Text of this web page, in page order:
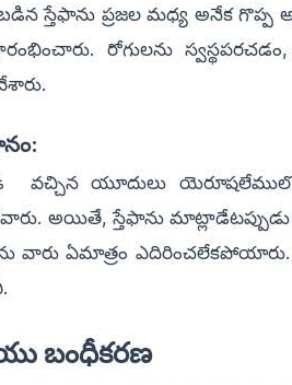
స్తేఫాను ప్రజల మధ్య అనేక
రోగులను
వచ్చిన యూదులు
అయితే, స్తేఫాను
వారు ఏమాత్రం
బంధీకరణ